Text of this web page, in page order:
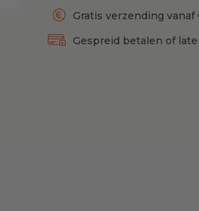
Gratis verzending
Gespreid betalen of